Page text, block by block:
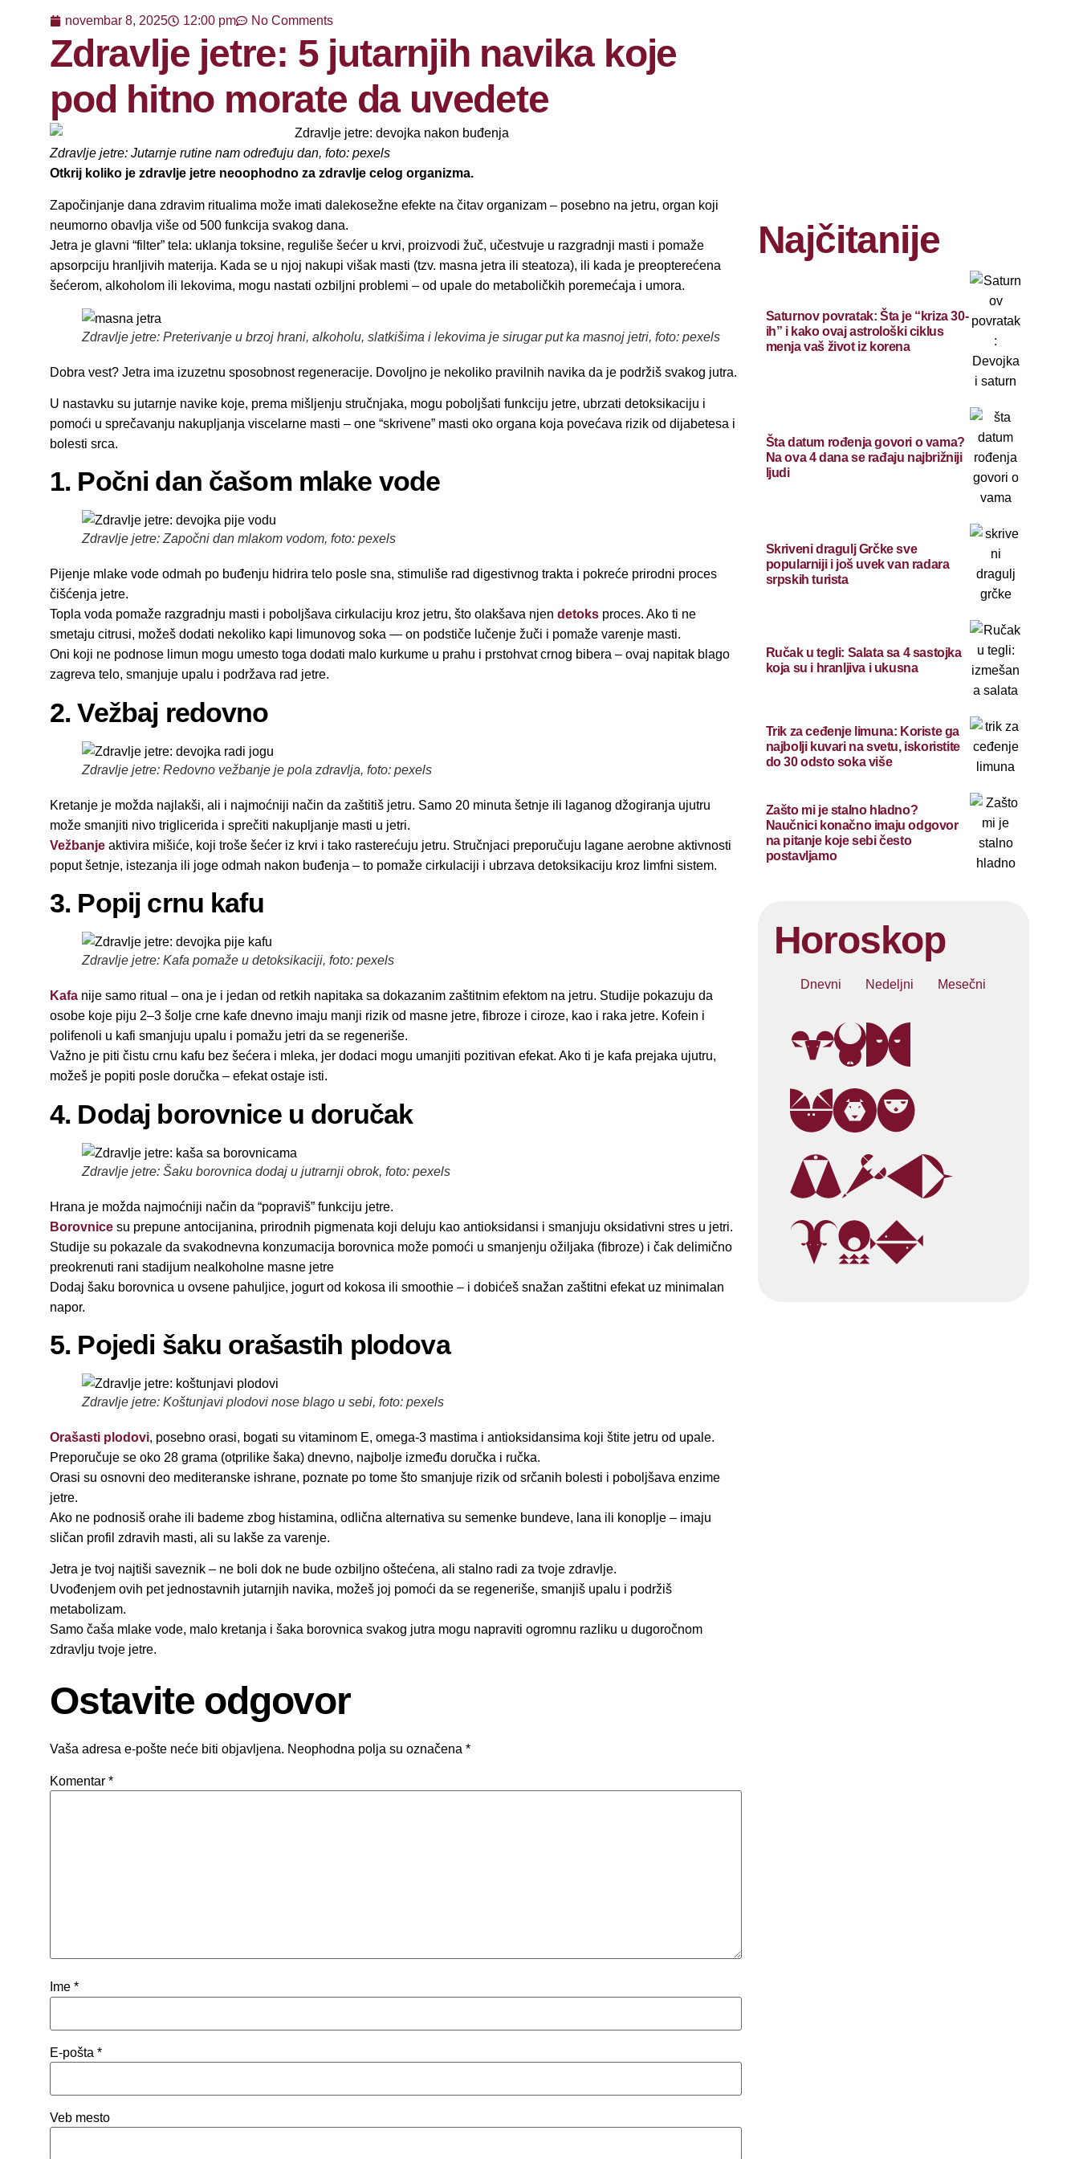
novembar 8, 2025 12:00 pm No Comments
Zdravlje jetre: 5 jutarnjih navika koje
pod hitno morate da uvedete
Zdravlje jetre: Jutarnje rutine nam određuju dan, foto: pexels
Otkrij koliko je zdravlje jetre neoophodno za zdravlje celog organizma.
Započinjanje dana zdravim ritualima može imati dalekosežne efekte na čitav organizam – posebno na jetru, organ koji
neumorno obavlja više od 500 funkcija svakog dana.
Jetra je glavni “filter” tela: uklanja toksine, reguliše šećer u krvi, proizvodi žuč, učestvuje u razgradnji masti i pomaže
apsorpciju hranljivih materija. Kada se u njoj nakupi višak masti (tzv. masna jetra ili steatoza), ili kada je preopterećena
šećerom, alkoholom ili lekovima, mogu nastati ozbiljni problemi – od upale do metaboličkih poremećaja i umora.
Zdravlje jetre: Preterivanje u brzoj hrani, alkoholu, slatkišima i lekovima je sirugar put ka masnoj jetri, foto: pexels
Dobra vest? Jetra ima izuzetnu sposobnost regeneracije. Dovoljno je nekoliko pravilnih navika da je podržiš svakog jutra.
U nastavku su jutarnje navike koje, prema mišljenju stručnjaka, mogu poboljšati funkciju jetre, ubrzati detoksikaciju i
pomoći u sprečavanju nakupljanja viscelarne masti – one “skrivene” masti oko organa koja povećava rizik od dijabetesa i
bolesti srca.
1. Počni dan čašom mlake vode
Zdravlje jetre: Započni dan mlakom vodom, foto: pexels
Pijenje mlake vode odmah po buđenju hidrira telo posle sna, stimuliše rad digestivnog trakta i pokreće prirodni proces
čišćenja jetre.
Topla voda pomaže razgradnju masti i poboljšava cirkulaciju kroz jetru, što olakšava njen detoks proces. Ako ti ne
smetaju citrusi, možeš dodati nekoliko kapi limunovog soka — on podstiče lučenje žuči i pomaže varenje masti.
Oni koji ne podnose limun mogu umesto toga dodati malo kurkume u prahu i prstohvat crnog bibera – ovaj napitak blago
zagreva telo, smanjuje upalu i podržava rad jetre.
2. Vežbaj redovno
Zdravlje jetre: Redovno vežbanje je pola zdravlja, foto: pexels
Kretanje je možda najlakši, ali i najmoćniji način da zaštitiš jetru. Samo 20 minuta šetnje ili laganog džogiranja ujutru
može smanjiti nivo triglicerida i sprečiti nakupljanje masti u jetri.
Vežbanje aktivira mišiće, koji troše šećer iz krvi i tako rasterećuju jetru. Stručnjaci preporučuju lagane aerobne aktivnosti
poput šetnje, istezanja ili joge odmah nakon buđenja – to pomaže cirkulaciji i ubrzava detoksikaciju kroz limfni sistem.
3. Popij crnu kafu
Zdravlje jetre: Kafa pomaže u detoksikaciji, foto: pexels
Kafa nije samo ritual – ona je i jedan od retkih napitaka sa dokazanim zaštitnim efektom na jetru. Studije pokazuju da
osobe koje piju 2–3 šolje crne kafe dnevno imaju manji rizik od masne jetre, fibroze i ciroze, kao i raka jetre. Kofein i
polifenoli u kafi smanjuju upalu i pomažu jetri da se regeneriše.
Važno je piti čistu crnu kafu bez šećera i mleka, jer dodaci mogu umanjiti pozitivan efekat. Ako ti je kafa prejaka ujutru,
možeš je popiti posle doručka – efekat ostaje isti.
4. Dodaj borovnice u doručak
Zdravlje jetre: Šaku borovnica dodaj u jutrarnji obrok, foto: pexels
Hrana je možda najmoćniji način da “popraviš” funkciju jetre.
Borovnice su prepune antocijanina, prirodnih pigmenata koji deluju kao antioksidansi i smanjuju oksidativni stres u jetri.
Studije su pokazale da svakodnevna konzumacija borovnica može pomoći u smanjenju ožiljaka (fibroze) i čak delimično
preokrenuti rani stadijum nealkoholne masne jetre
Dodaj šaku borovnica u ovsene pahuljice, jogurt od kokosa ili smoothie – i dobićeš snažan zaštitni efekat uz minimalan
napor.
5. Pojedi šaku orašastih plodova
Zdravlje jetre: Koštunjavi plodovi nose blago u sebi, foto: pexels
Orašasti plodovi, posebno orasi, bogati su vitaminom E, omega-3 mastima i antioksidansima koji štite jetru od upale.
Preporučuje se oko 28 grama (otprilike šaka) dnevno, najbolje između doručka i ručka.
Orasi su osnovni deo mediteranske ishrane, poznate po tome što smanjuje rizik od srčanih bolesti i poboljšava enzime
jetre.
Ako ne podnosiš orahe ili bademe zbog histamina, odlična alternativa su semenke bundeve, lana ili konoplje – imaju
sličan profil zdravih masti, ali su lakše za varenje.
Jetra je tvoj najtiši saveznik – ne boli dok ne bude ozbiljno oštećena, ali stalno radi za tvoje zdravlje.
Uvođenjem ovih pet jednostavnih jutarnjih navika, možeš joj pomoći da se regeneriše, smanjiš upalu i podržiš
metabolizam.
Samo čaša mlake vode, malo kretanja i šaka borovnica svakog jutra mogu napraviti ogromnu razliku u dugoročnom
zdravlju tvoje jetre.
Ostavite odgovor
Vaša adresa e-pošte neće biti objavljena. Neophodna polja su označena *
Komentar *
Ime *
E-pošta *
Veb mesto
Najčitanije
Saturnov povratak: Šta je “kriza 30-
ih” i kako ovaj astrološki ciklus
menja vaš život iz korena
Šta datum rođenja govori o vama?
Na ova 4 dana se rađaju najbrižniji
ljudi
Skriveni dragulj Grčke sve
popularniji i još uvek van radara
srpskih turista
Ručak u tegli: Salata sa 4 sastojka
koja su i hranljiva i ukusna
Trik za ceđenje limuna: Koriste ga
najbolji kuvari na svetu, iskoristite
do 30 odsto soka više
Zašto mi je stalno hladno?
Naučnici konačno imaju odgovor
na pitanje koje sebi često
postavljamo
Horoskop
Dnevni Nedeljni Mesečni